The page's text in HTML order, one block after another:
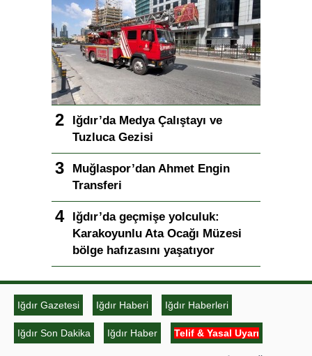
Iğdır’da Medya Çalıştayı ve
Tuzluca Gezisi
Muğlaspor’dan Ahmet Engin
Transferi
Iğdır’da geçmişe yolculuk:
Karakoyunlu Ata Ocağı Müzesi
bölge hafızasını yaşatıyor
Iğdır Gazetesi Iğdır Haberi Iğdır Haberleri
Iğdır Son Dakika Iğdır Haber Telif & Yasal Uyarı